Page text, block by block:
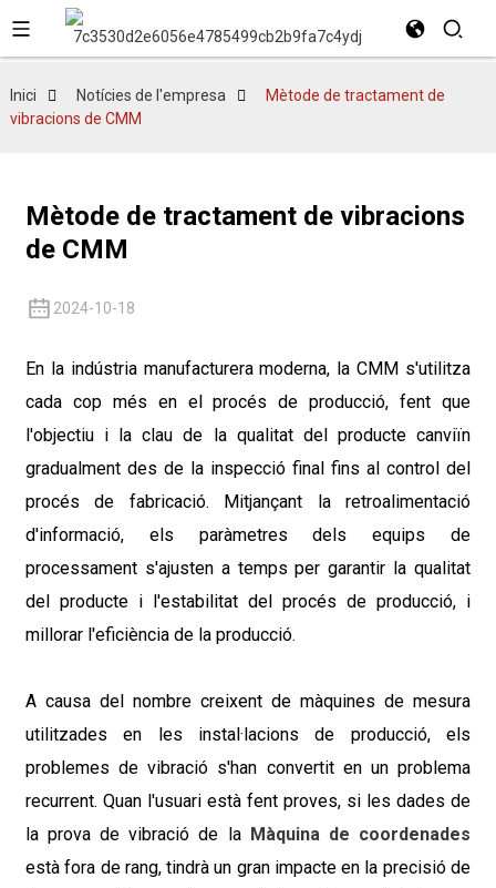
Inici Notícies de l'empresa
Mètode de tractament de
vibracions de CMM
Mètode de tractament de vibracions
de CMM
2024-10-18
En la indústria manufacturera moderna, la CMM s'utilitza
cada cop més en el procés de producció, fent que
l'objectiu i la clau de la qualitat del producte canviïn
gradualment des de la inspecció final fins al control del
procés de fabricació. Mitjançant la retroalimentació
d'informació, els paràmetres dels equips de
processament s'ajusten a temps per garantir la qualitat
del producte i l'estabilitat del procés de producció, i
millorar l'eficiència de la producció.
A causa del nombre creixent de màquines de mesura
utilitzades en les instal·lacions de producció, els
problemes de vibració s'han convertit en un problema
recurrent. Quan l'usuari està fent proves, si les dades de
la prova de vibració de la Màquina de coordenades
està fora de rang, tindrà un gran impacte en la precisió de